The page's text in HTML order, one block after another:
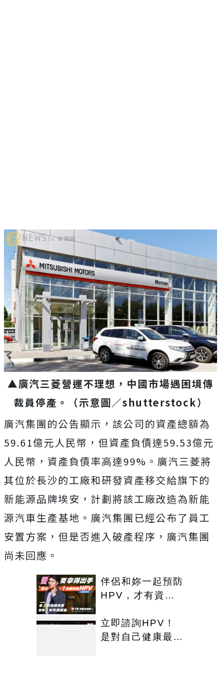
▲廣汽三菱營運不理想，中國市場遇困境傳
裁員停產。
（示意圖／shutterstock）
廣汽集團的公告顯示，該公司的資產總額為
59.61億元人民幣，但資產負債達59.53億元
人民幣，資產負債率高達99%。廣汽三菱將
其位於長沙的工廠和研發資產移交給旗下的
新能源品牌埃安，計劃將該工廠改造為新能
源汽車生產基地。廣汽集團已經公布了員工
安置方案，但是否進入破產程序，廣汽集團
尚未回應。
伴侶和妳一起預防
HPV，才有資格
立即諮詢HPV！
是對自己健康最好